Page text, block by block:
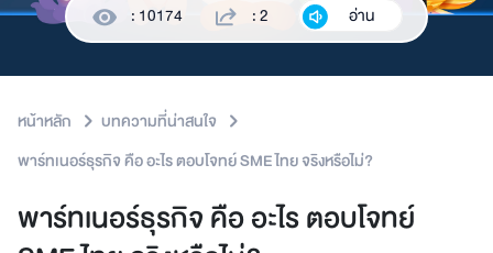
: 10174 : 2 อ่าน
หน้าหลัก
บทความที่น่าสนใจ
พาร์ทเนอร์ธุรกิจ คือ อะไร ตอบโจทย์ SME ไทย จริงหรือไม่?
พาร์ทเนอร์ธุรกิจ คือ อะไร ตอบโจทย์